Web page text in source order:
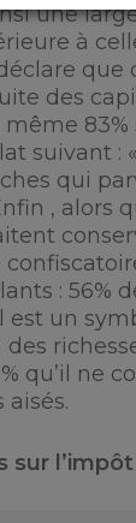
une
à
déclare
des
même 83%
suivant :
qui
, alors
: 56%
est un
qu’il ne
aisés.
sur